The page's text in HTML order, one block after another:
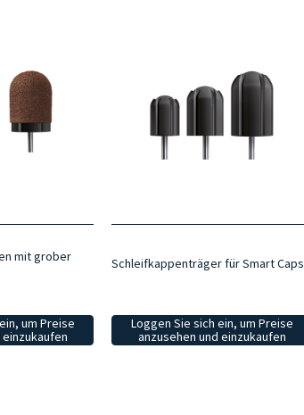
mit grober
um Preise
Schleifkappenträger für Smart Caps
Loggen Sie sich ein, um Preise
anzusehen und einzukaufen